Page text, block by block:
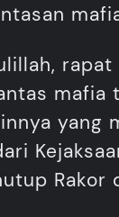
mafia
yang
Rakor